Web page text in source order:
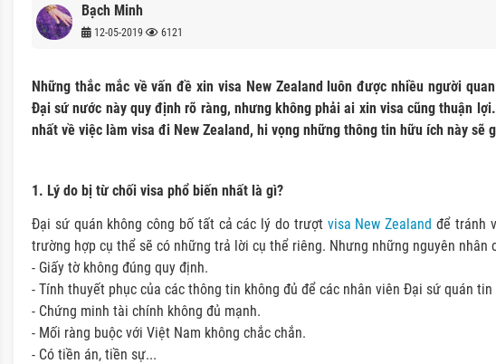
Bạch Minh
12-05-2019 6121
Những thắc mắc về vấn đề xin visa New Zealand luôn được nhiều người
Đại sứ nước này quy định rõ ràng, nhưng không phải ai xin visa cũng thuận
nhất về việc làm visa đi New Zealand, hi vọng những thông tin hữu ích này sẽ
1. Lý do bị từ chối visa phổ biến nhất là gì?
Đại sứ quán không công bố tất cả các lý do trượt visa New Zealand để tránh
trường hợp cụ thể sẽ có những trả lời cụ thể riêng. Nhưng những nguyên nhân
- Giấy tờ không đúng quy định.
- Tính thuyết phục của các thông tin không đủ để các nhân viên Đại sứ quán
- Chứng minh tài chính không đủ mạnh.
- Mối ràng buộc với Việt Nam không chắc chắn.
- Có tiền án, tiền sự...